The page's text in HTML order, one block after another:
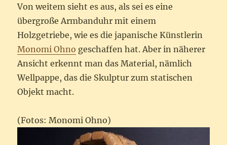
Von weitem sieht es aus, als sei es eine
übergroße Armbanduhr mit einem
Holzgetriebe, wie es die japanische Künstlerin
Monomi Ohno geschaffen hat. Aber in näherer
Ansicht erkennt man das Material, nämlich
Wellpappe, das die Skulptur zum statischen
Objekt macht.
(Fotos: Monomi Ohno)